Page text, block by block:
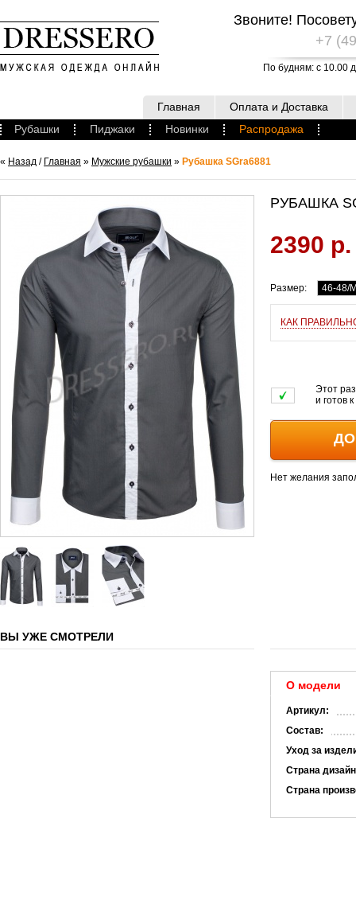
Звоните!
+7
По будням: с 10.00
Главная
Оплата и Доставка
Рубашки
Пиджаки Новинки Распродажа
« Назад / Главная » Мужские рубашки » Рубашка SGra6881
РУБАШКА
2390 р.
Размер: 46-48/
КАК
Этот
и готов
Нет желания
ВЫ УЖЕ СМОТРЕЛИ
О модели
Артикул:
Состав:
Уход за
Страна
Страна